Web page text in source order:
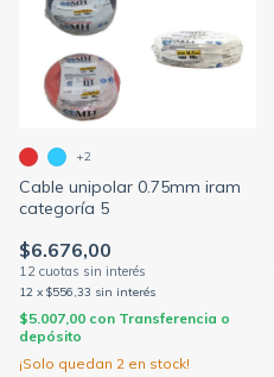
Cable unipolar 0.75mm iram
categoría 5
$6.676,00
12 x $556,33 sin interés
$5.007,00 con Transferencia o
depósito
¡Solo quedan 2 en stock!
+2